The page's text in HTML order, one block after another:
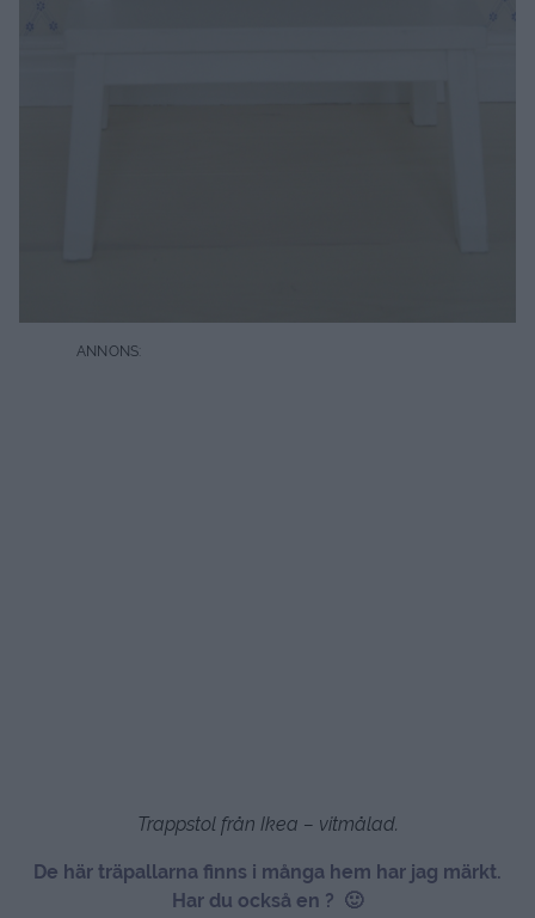
Trappstol från Ikea – vitmålad.
De här träpallarna finns i många hem har jag märkt.
Har du också en ? 🙂